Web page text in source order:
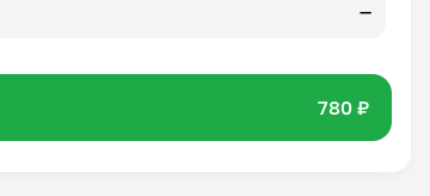
—
780 ₽